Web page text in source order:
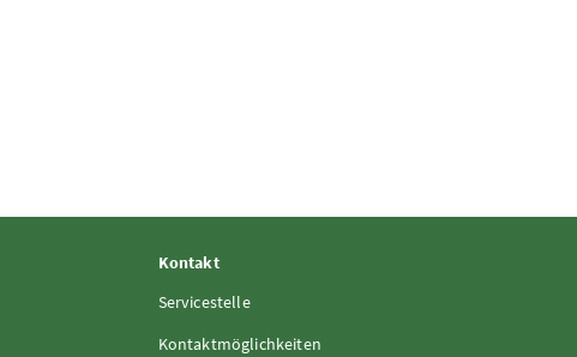
Kontakt
Servicestelle
Kontaktmöglichkeiten